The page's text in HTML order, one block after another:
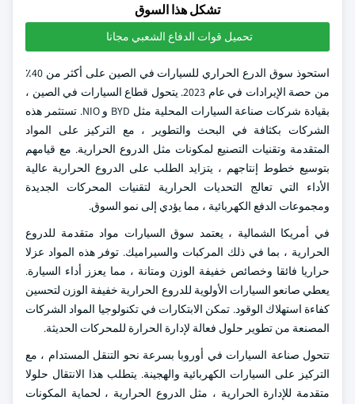
تشكل هذا السوق
تحميل قوات الدفاع الشعبي مجانا
استحوذ سوق الدرع الحراري للسيارات في الصين على أكثر من 40٪
من حصة الإيرادات في عام 2023. يتحول قطاع السيارات في الصين ،
بقيادة شركات صناعة السيارات المحلية مثل BYD و NIO. تستثمر هذه
الشركات بكثافة في البحث والتطوير ، مع التركيز على المواد
المتقدمة وتقنيات التصنيع لمكونات مثل الدروع الحرارية. مع قيامهم
بتوسيع خطوط إنتاجهم ، يتزايد الطلب على الدروع الحرارية عالية
الأداء التي تعالج التحديات الحرارية لتقنيات المحركات الجديدة
ومجموعات الدفع الكهربائية ، مما يؤدي إلى نمو السوق.
في أمريكا الشمالية ، يعتمد سوق السيارات مواد متقدمة للدروع
الحرارية ، بما في ذلك المركبات والسيراميك. توفر هذه المواد عزلا
حراريا فائقا وخصائص خفيفة الوزن ومتانة ، مما يعزز أداء السيارة.
يعطي صانعو السيارات الأولوية للدروع الحرارية خفيفة الوزن لتحسين
كفاءة استهلاك الوقود. تمكن الابتكارات في تكنولوجيا المواد الشركات
المصنعة من تطوير حلول فعالة لإدارة الحرارة للمحركات الحديثة.
تتحول صناعة السيارات في أوروبا بسرعة نحو التنقل المستدام ، مع
التركيز على السيارات الكهربائية والهجينة. يتطلب هذا الانتقال حلولا
متقدمة للإدارة الحرارية ، مثل الدروع الحرارية ، لحماية المكونات